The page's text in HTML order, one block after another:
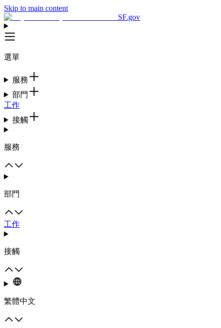
Skip to main content
SF.gov
選單
服務
部門
工作
接觸
服務
部門
工作
接觸
繁體中文